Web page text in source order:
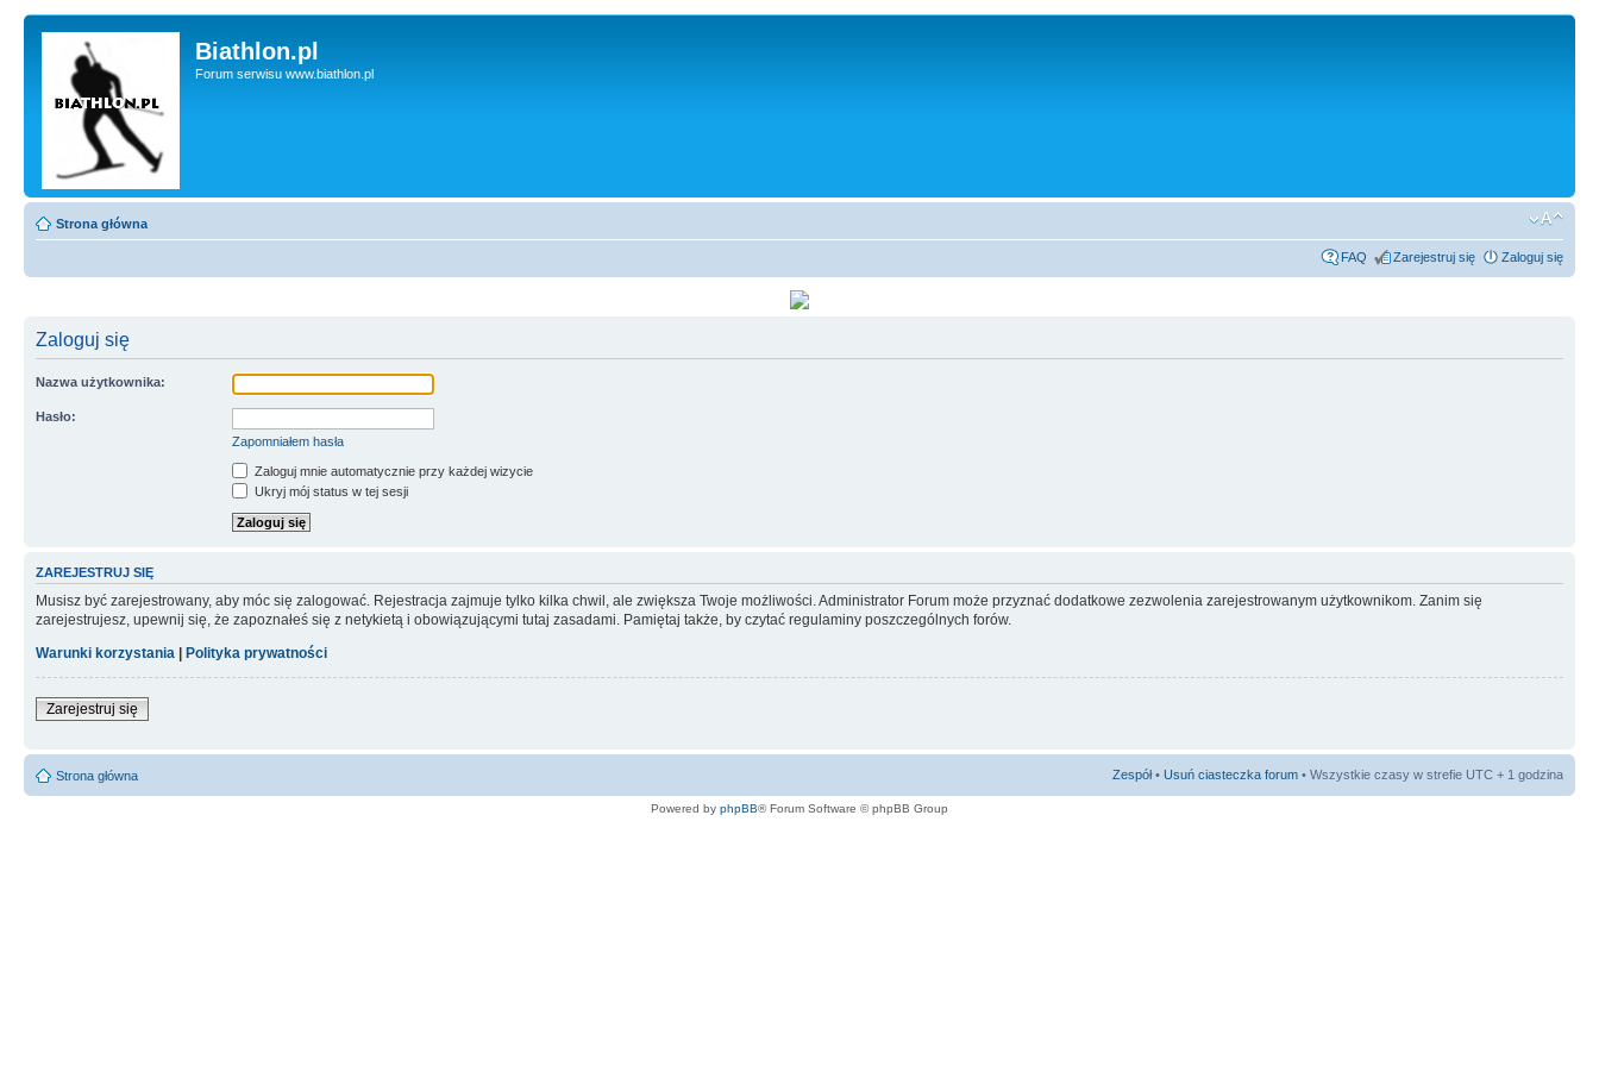
Biathlon.pl
Forum serwisu www.biathlon.pl
Strona główna
FAQ Zarejestruj się Zaloguj się
Zaloguj się
Nazwa użytkownika:
Hasło:
Zapomniałem hasła
Zaloguj mnie automatycznie przy każdej wizycie
Ukryj mój status w tej sesji
ZAREJESTRUJ SIĘ
Musisz być zarejestrowany, aby móc się zalogować. Rejestracja zajmuje tylko kilka chwil, ale zwiększa Twoje możliwości. Administrator Forum może przyznać dodatkowe zezwolenia zarejestrowanym użytkownikom. Zanim się
zarejestrujesz, upewnij się, że zapoznałeś się z netykietą i obowiązującymi tutaj zasadami. Pamiętaj także, by czytać regulaminy poszczególnych forów.
Warunki korzystania | Polityka prywatności
Zarejestruj się
Strona główna Zespół• Usuń ciasteczka forum • Wszystkie czasy w strefie UTC + 1 godzina
Powered by phpBB® Forum Software © phpBB Group